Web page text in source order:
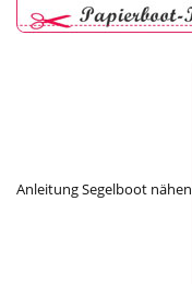
Anleitung Segelboot nähen